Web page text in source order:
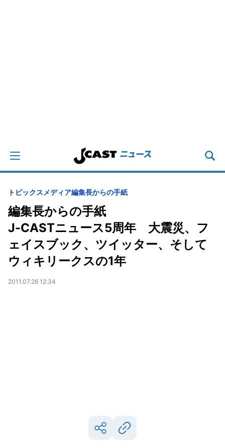
トピックス メディア編集長からの手紙
編集長からの手紙
J-CASTニュース5周年 大震災、フ
ェイスブック、ツイッター、そして
ウィキリークスの1年
2011.07.26 12:34